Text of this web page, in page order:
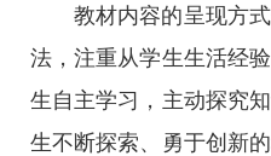
教材内容的呈现方
法，注重从学生生活经
生自主学习，主动探究
生不断探索、勇于创新